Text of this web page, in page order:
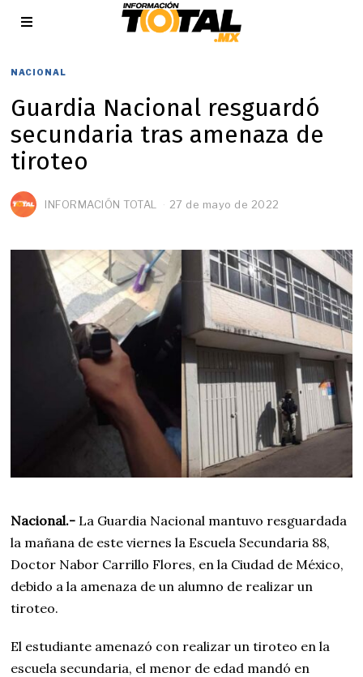
NACIONAL
Guardia Nacional resguardó
secundaria tras amenaza de
tiroteo
INFORMACIÓN TOTAL 27 de mayo de 2022
Nacional.- La Guardia Nacional mantuvo resguardada
la mañana de este viernes la Escuela Secundaria 88,
Doctor Nabor Carrillo Flores, en la Ciudad de México,
debido a la amenaza de un alumno de realizar un
tiroteo.
El estudiante amenazó con realizar un tiroteo en la
escuela secundaria, el menor de edad mandó en